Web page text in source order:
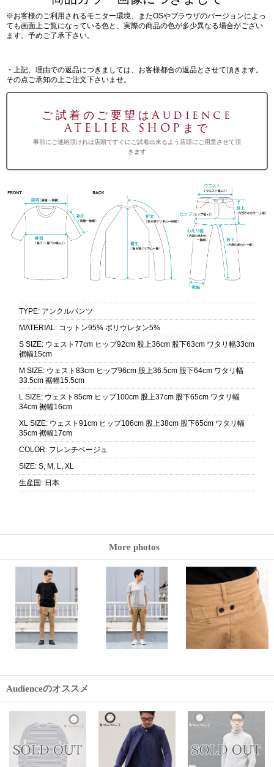
※お客様のご利用されるモニター環境、またOSやブラウザのバージョンによっ
ても画面上ご覧になっている色と、実際の商品の色が多少異なる場合がござい
ます。予めご了承下さい。
・上記、理由での返品につきましては、お客様都合の返品とさせて頂きます。
その点ご承知の上ご注文下さいませ。
ご試着のご要望はAudience
ATELIER SHOPまで
事前にご連絡頂ければ店頭ですぐにご試着出来るよう店頭にご用意させて頂
きます
TYPE: アンクルパンツ
MATERIAL: コットン95% ポリウレタン5%
S SIZE: ウェスト77cm ヒップ92cm 股上36cm 股下63cm ワタリ幅33cm
裾幅15cm
M SIZE: ウェスト83cm ヒップ96cm 股上36.5cm 股下64cm ワタリ幅
33.5cm 裾幅15.5cm
L SIZE: ウェスト85cm ヒップ100cm 股上37cm 股下65cm ワタリ幅
34cm 裾幅16cm
XL SIZE: ウェスト91cm ヒップ106cm 股上38cm 股下65cm ワタリ幅
35cm 裾幅17cm
COLOR: フレンチベージュ
SIZE: S, M, L, XL
生産国: 日本
More photos
Audienceのオススメ